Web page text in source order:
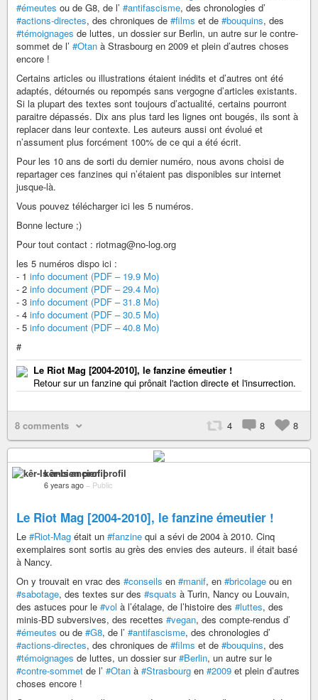
#émeutes ou de G8, de l’ #antifascisme, des chronologies d’
#actions-directes, des chroniques de #films et de #bouquins, des
#témoignages de luttes, un dossier sur Berlin, un autre sur le contre-
sommet de l’ #Otan à Strasbourg en 2009 et plein d’autres choses
encore !
Certains articles ou illustrations étaient inédits et d’autres ont été
adaptés, détournés ou repompés sans vergogne d’articles existants.
Si la plupart des textes sont toujours d’actualité, certains pourront
paraitre dépassés. Dix ans plus tard les lignes ont bougés, ils sont à
replacer dans leur contexte. Les auteurs aussi ont évolué et
n’assument plus forcément 100% de ce qui a été écrit.
Pour les 10 ans de sorti du dernier numéro, nous avons choisi de
repartager ces fanzines qui n’étaient pas disponibles sur internet
jusque-là.
Vous pouvez télécharger ici les 5 numéros.
Bonne lecture ;)
Pour tout contact : riotmag@no-log.org
les 5 numéros dispo ici :
- 1 info document (PDF – 19.9 Mo)
- 2 info document (PDF – 29.4 Mo)
- 3 info document (PDF – 31.8 Mo)
- 4 info document (PDF – 30.5 Mo)
- 5 info document (PDF – 40.8 Mo)
#
Le Riot Mag [2004-2010], le fanzine émeutier !
Retour sur un fanzine qui prônait l'action directe et l'insurrection.
8 comments 4 8 8
kêr-Is ancien profil
6 years ago – Public
Le Riot Mag [2004-2010], le fanzine émeutier !
Le #Riot-Mag était un #fanzine qui a sévi de 2004 à 2010. Cinq
exemplaires sont sortis au grès des envies des auteurs. il était basé
à Nancy.
On y trouvait en vrac des #conseils en #manif, en #bricolage ou en
#sabotage, des textes sur des #squats à Turin, Nancy ou Louvain,
des astuces pour le #vol à l’étalage, de l’histoire des #luttes, des
minis-BD subversives, des recettes #vegan, des compte-rendus d’
#émeutes ou de #G8, de l’ #antifascisme, des chronologies d’
#actions-directes, des chroniques de #films et de #bouquins, des
#témoignages de luttes, un dossier sur#Berlin, un autre sur le
#contre-sommet de l’ #Otan à #Strasbourg en #2009 et plein d’autres
choses encore !